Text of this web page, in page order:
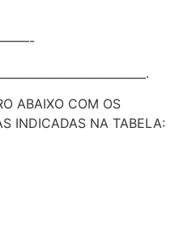
ABAIXO COM OS
INDICADAS NA TABELA: